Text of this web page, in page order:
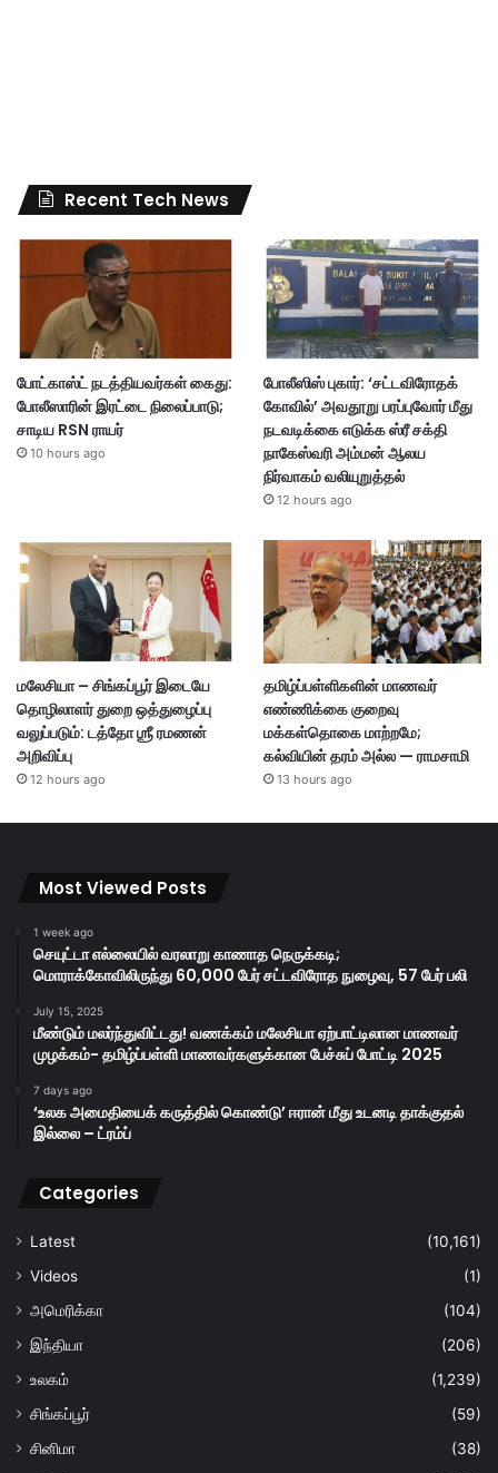
Recent Tech News
போட்காஸ்ட் நடத்தியவர்கள் கைது:
போலீஸாரின் இரட்டை நிலைப்பாடு;
சாடிய RSN ராயர்
10 hours ago
போலீஸிஸ் புகார்: ‘சட்டவிரோதக்
கோவில்’ அவதூறு பரப்புவோர் மீது
நடவடிக்கை எடுக்க ஸ்ரீ சக்தி
நாகேஸ்வரி அம்மன் ஆலய
நிர்வாகம் வலியுறுத்தல்
12 hours ago
மலேசியா – சிங்கப்பூர் இடையே
தொழிலாளர் துறை ஒத்துழைப்பு
வலுப்படும்: டத்தோ ஶ்ரீ ரமணன்
அறிவிப்பு
12 hours ago
தமிழ்ப்பள்ளிகளின் மாணவர்
எண்ணிக்கை குறைவு
மக்கள்தொகை மாற்றமே;
கல்வியின் தரம் அல்ல — ராமசாமி
13 hours ago
Most Viewed Posts
1 week ago
செயுட்டா எல்லையில் வரலாறு காணாத நெருக்கடி;
மொராக்கோவிலிருந்து 60,000 பேர் சட்டவிரோத நுழைவு, 57 பேர் பலி
July 15, 2025
மீண்டும் மலர்ந்துவிட்டது! வணக்கம் மலேசியா ஏற்பாட்டிலான மாணவர்
முழக்கம்- தமிழ்ப்பள்ளி மாணவர்களுக்கான பேச்சுப் போட்டி 2025
7 days ago
‘உலக அமைதியைக் கருத்தில் கொண்டு’ ஈரான் மீது உடனடி தாக்குதல்
இல்லை – ட்ரம்ப்
Categories
Latest
(10,161)
Videos
(1)
அமெரிக்கா
(104)
இந்தியா
(206)
உலகம்
(1,239)
சிங்கப்பூர்
(59)
சினிமா
(38)